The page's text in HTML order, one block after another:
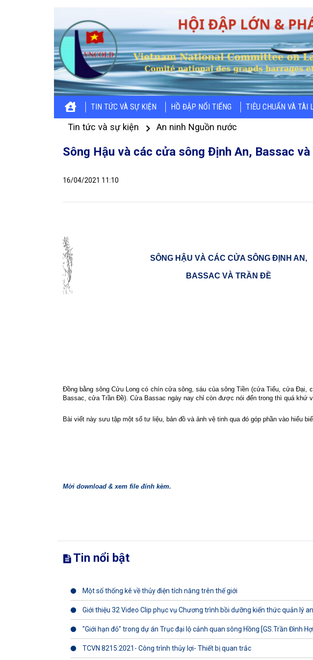
TIN TỨC VÀ SỰ KIỆN HỒ ĐẬP NỔI TIẾNG TIÊU CHUẨN VÀ TÀI
Tin tức và sự kiện An ninh Nguồn nước
Sông Hậu và các cửa sông Định An, Bassac
16/04/2021 11:10
SÔNG HẬU VÀ CÁC CỬA SÔNG ĐỊNH AN,
BASSAC VÀ TRẦN ĐỀ
Đồng bằng sông Cửu Long có chín cửa sông, sáu của sông Tiền (cửa Tiểu, cửa
Bassac, cửa Trần Đề). Cửa Bassac ngày nay chỉ còn được nói đến trong thì quá khứ
Bài viết này sưu tập một số tư liệu, bản đồ và ảnh vệ tinh qua đó góp phần vào hiểu
Mời download & xem file đính kèm.
Tin nổi bật
Một số thống kê về thủy điện tích năng trên thế giới
Giới thiệu 32 Video Clip phục vụ Chương trình bồi dưỡng kiến thức quản lý
"Giới hạn đỏ" trong dự án Trục đại lộ cảnh quan sông Hồng [GS.Trần Đình
TCVN 8215:2021- Công trình thủy lợi- Thiết bị quan trắc